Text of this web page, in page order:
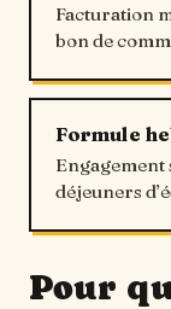
Facturation
bon de
Formule
Engagement
déjeuners
Pour